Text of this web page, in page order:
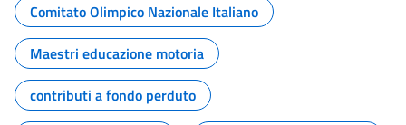
Comitato Olimpico Nazionale Italiano
Maestri educazione motoria
contributi a fondo perduto